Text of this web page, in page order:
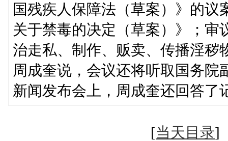
国残疾人保障法（草案）》的
关于禁毒的决定（草案）》；审
治走私、制作、贩卖、传播淫秽
周成奎说，会议还将听取国务院
新闻发布会上，周成奎还回答了
[当天目录